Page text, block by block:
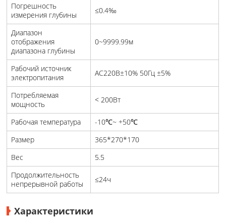
Погрешность
измерения глубины
≤0.4‰
Диапазон
отображения
диапазона глубины
0~9999.99м
Рабочий источник
электропитания
AC220В±10% 50Гц ±5%
Потребляемая
мощность
< 200Вт
Рабочая температура
-10℃~ +50℃
Размер
365*270*170
Вес
5.5
Продолжительность
непрерывной работы
≤24ч
Характеристики